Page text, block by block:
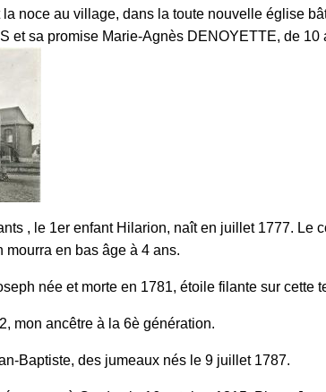
noce au village, dans la toute nouvelle église
et sa promise Marie-Agnès DENOYETTE, de 10
, le 1er enfant Hilarion, naît en juillet 1777. Le
en bas âge à 4 ans.
née et morte en 1781, étoile filante sur cette
mon ancêtre à la 6è génération.
Baptiste, des jumeaux nés le 9 juillet 1787.